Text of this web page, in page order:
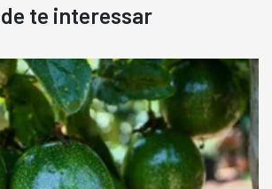
Cat 966
te interessar